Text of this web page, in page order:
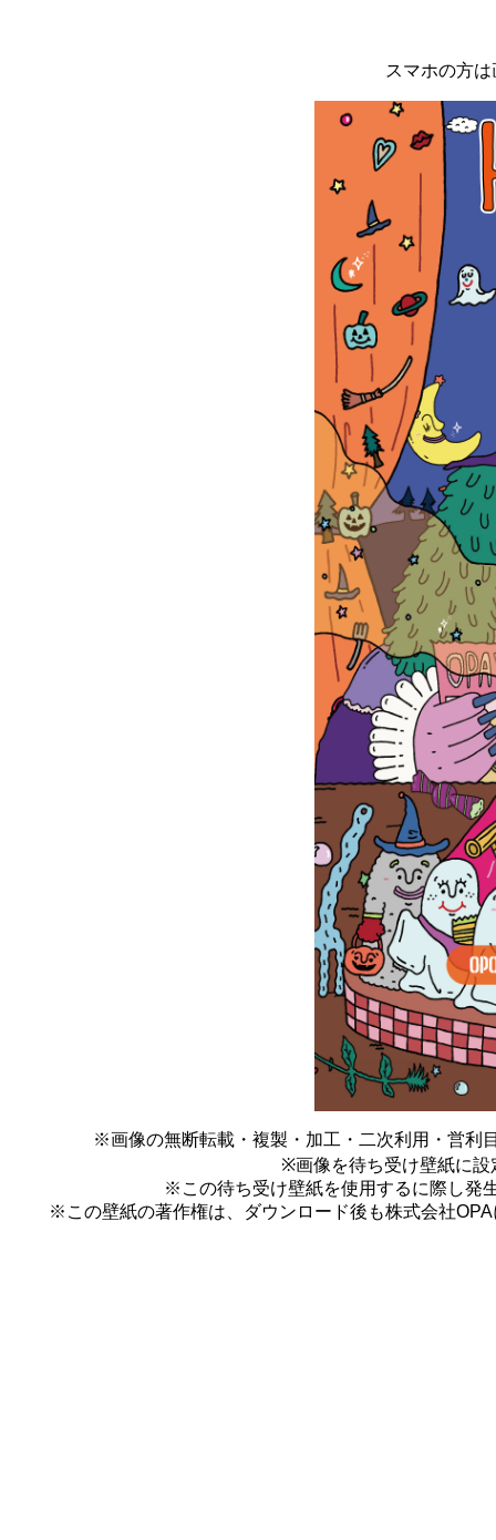
スマホの方
※画像の無断転載・複製・加工・二次利用・営利
※画像を待ち受け壁紙に設
※この待ち受け壁紙を使用するに際し発
※この壁紙の著作権は、ダウンロード後も株式会社